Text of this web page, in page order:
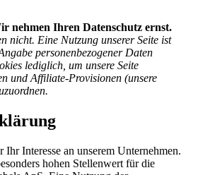
nehmen Ihren Datenschutz ernst.
nicht. Eine Nutzung unserer Seite ist
personenbezogener Daten
lediglich, um unsere Seite
und Affiliate-Provisionen (unsere
Ihr Interesse an unserem Unternehmen.
hohen Stellenwert für die